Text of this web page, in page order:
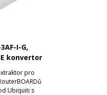
I-G,
konvertor
24V
pro
Ubiquiti s